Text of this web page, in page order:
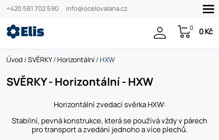
+420 581 702 590 info@ocelovalana.cz
0 0 Kč
Úvod /SVĚRKY/ Horizontální / HXW
SVĚRKY - Horizontální - HXW
Horizontální zvedací svěrka HXW:
Stabilní, pevná konstrukce, která se používá vždy v párech
pro transport a zvedání jednoho a více plechů.